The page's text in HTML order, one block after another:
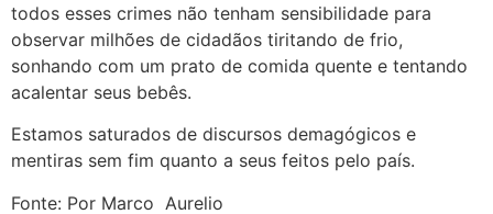
todos esses crimes não tenham sensibilidade para
observar milhões de cidadãos tiritando de frio,
sonhando com um prato de comida quente e tentando
acalentar seus bebês.
Estamos saturados de discursos demagógicos e
mentiras sem fim quanto a seus feitos pelo país.
Fonte: Por Marco Aurelio